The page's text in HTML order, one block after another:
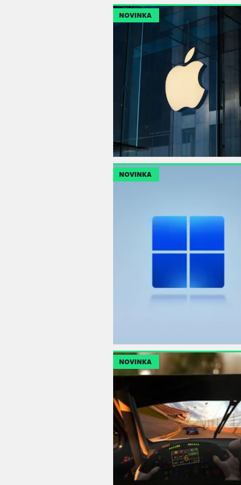
NOVINKA
NOVINKA
NOVINKA